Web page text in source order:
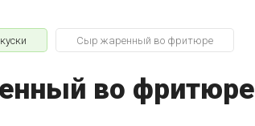
Сыр жаренный во фритюре
во фритюре